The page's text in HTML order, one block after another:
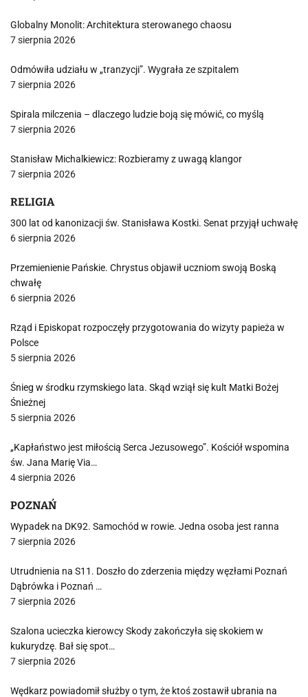
Globalny Monolit: Architektura sterowanego chaosu
7 sierpnia 2026
Odmówiła udziału w „tranzycji”. Wygrała ze szpitalem
7 sierpnia 2026
Spirala milczenia – dlaczego ludzie boją się mówić, co myślą
7 sierpnia 2026
Stanisław Michalkiewicz: Rozbieramy z uwagą klangor
7 sierpnia 2026
RELIGIA
300 lat od kanonizacji św. Stanisława Kostki. Senat przyjął uchwałę
6 sierpnia 2026
Przemienienie Pańskie. Chrystus objawił uczniom swoją Boską
chwałę
6 sierpnia 2026
Rząd i Episkopat rozpoczęły przygotowania do wizyty papieża w
Polsce
5 sierpnia 2026
Śnieg w środku rzymskiego lata. Skąd wziął się kult Matki Bożej
Śnieżnej
5 sierpnia 2026
„Kapłaństwo jest miłością Serca Jezusowego”. Kościół wspomina
św. Jana Marię Via…
4 sierpnia 2026
POZNAŃ
Wypadek na DK92. Samochód w rowie. Jedna osoba jest ranna
7 sierpnia 2026
Utrudnienia na S11. Doszło do zderzenia między węzłami Poznań
Dąbrówka i Poznań …
7 sierpnia 2026
Szalona ucieczka kierowcy Skody zakończyła się skokiem w
kukurydzę. Bał się spot…
7 sierpnia 2026
Wędkarz powiadomił służby o tym, że ktoś zostawił ubrania na